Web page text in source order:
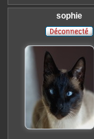
sophie